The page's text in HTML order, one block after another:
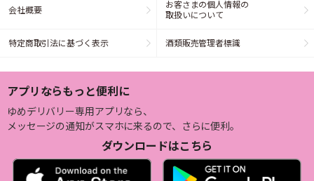
会社概要
お客さまの個人情報の
取扱いについて
特定商取引法に基づく表示 酒類販売管理者標識
アプリならもっと便利に
ゆめデリバリー専用アプリなら、
メッセージの通知がスマホに来るので、さらに便利。
ダウンロードはこちら